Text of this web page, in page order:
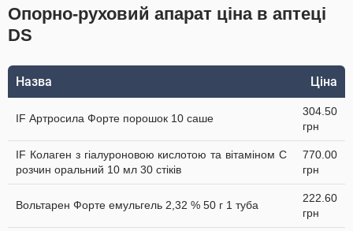
Опорно-руховий апарат ціна в аптеці
DS
Назва Ціна
IF Артросила Форте порошок 10 саше
304.50
грн
IF Колаген з гіалуроновою кислотою та вітаміном C
розчин оральний 10 мл 30 стіків
770.00
грн
Вольтарен Форте емульгель 2,32 % 50 г 1 туба
222.60
грн